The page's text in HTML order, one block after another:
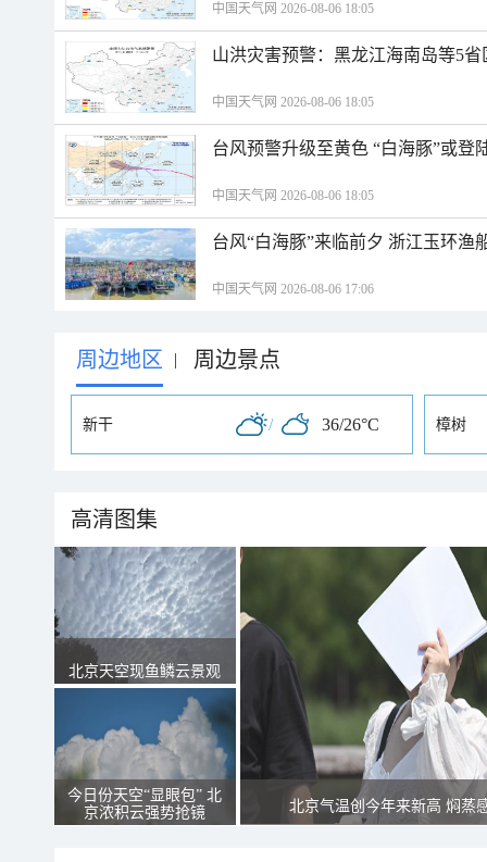
中国天气网 2026-08-06 18:05
山洪灾害预警：黑龙江海南岛等5
中国天气网 2026-08-06 18:05
台风预警升级至黄色 “白海豚”或登
中国天气网 2026-08-06 18:05
台风“白海豚”来临前夕 浙江玉环渔
中国天气网 2026-08-06 17:06
周边地区 | 周边景点
新干 / 36/26°C 樟树
高清图集
北京天空现鱼鳞云景观
今日份天空“显眼包” 北
京浓积云强势抢镜
北京气温创今年来新高 焖蒸